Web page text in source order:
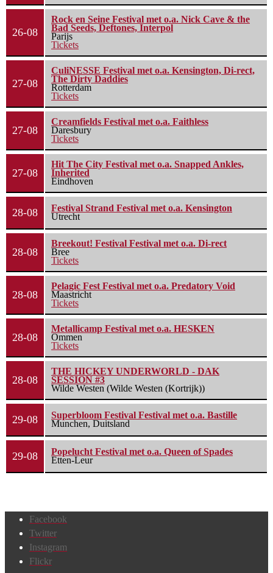
26-08
Rock en Seine Festival met o.a. Nick Cave & the
Bad Seeds, Deftones, Interpol
Parijs
Tickets
27-08
CuliNESSE Festival met o.a. Kensington, Di-rect,
The Dirty Daddies
Rotterdam
Tickets
27-08
Creamfields Festival met o.a. Faithless
Daresbury
Tickets
27-08
Hit The City Festival met o.a. Snapped Ankles,
Inherited
Eindhoven
28-08
Festival Strand Festival met o.a. Kensington
Utrecht
28-08
Breekout! Festival Festival met o.a. Di-rect
Bree
Tickets
28-08
Pelagic Fest Festival met o.a. Predatory Void
Maastricht
Tickets
28-08
Metallicamp Festival met o.a. HESKEN
Ommen
Tickets
28-08
THE HICKEY UNDERWORLD - DAK
SESSION #3
Wilde Westen (Wilde Westen (Kortrijk))
29-08
Superbloom Festival Festival met o.a. Bastille
Munchen, Duitsland
29-08
Popelucht Festival met o.a. Queen of Spades
Etten-Leur
Facebook
Twitter
Instagram
Flickr